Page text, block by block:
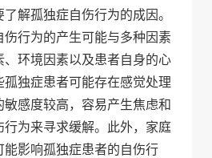
解孤独症自伤行为的成因。
行为的产生可能与多种因素
环境因素以及患者自身的心
独症患者可能存在感觉处理
敏感度较高，容易产生焦虑和
行为来寻求缓解。此外，家庭
影响孤独症患者的自伤行